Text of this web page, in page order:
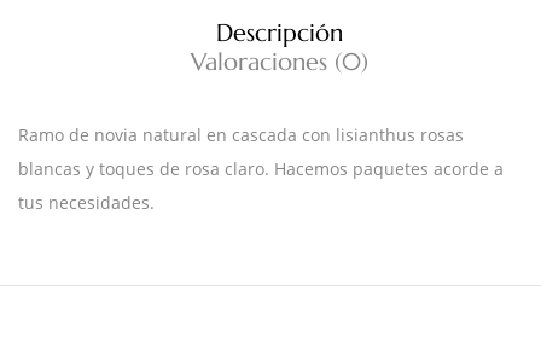
Descripción
Valoraciones (0)
Ramo de novia natural en cascada con lisianthus rosas
blancas y toques de rosa claro. Hacemos paquetes acorde a
tus necesidades.